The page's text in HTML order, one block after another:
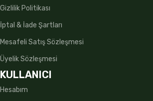
Gizlilik Politikası
İptal & İade Şartları
Mesafeli Satış Sözleşmesi
Üyelik Sözleşmesi
KULLANICI
Hesabım